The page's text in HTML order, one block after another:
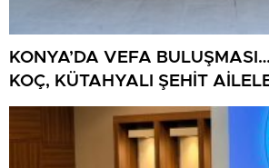
KONYA’DA VEFA
KOÇ, KÜTAHYALI ŞEHİT
GAZİLERİ AĞIRLADI